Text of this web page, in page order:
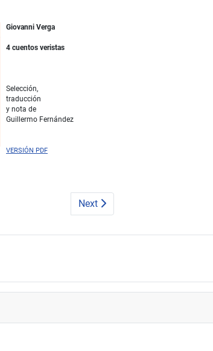
Giovanni Verga
4 cuentos veristas
Selección,
traducción
y nota de
Guillermo Fernández
VERSIÓN PDF
Next